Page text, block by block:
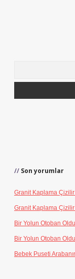
Son yorumlar
Granit Kaplama Çizilir
Granit Kaplama Çizilir
Bir Yolun Otoban
Bir Yolun Otoban
Bebek Puseti